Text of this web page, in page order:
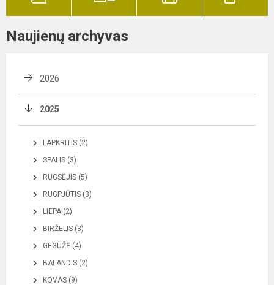
Naujienų archyvas
2026
2025
LAPKRITIS (2)
SPALIS (3)
RUGSĖJIS (5)
RUGPJŪTIS (3)
LIEPA (2)
BIRŽELIS (3)
GEGUŽĖ (4)
BALANDIS (2)
KOVAS (9)